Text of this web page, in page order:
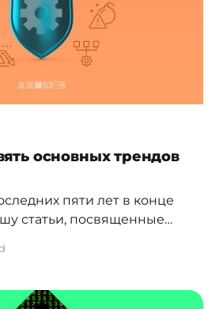
лиц.
основных трендов
пяти лет в конце
статьи, посвященные
также работающие в
полезным контентом при